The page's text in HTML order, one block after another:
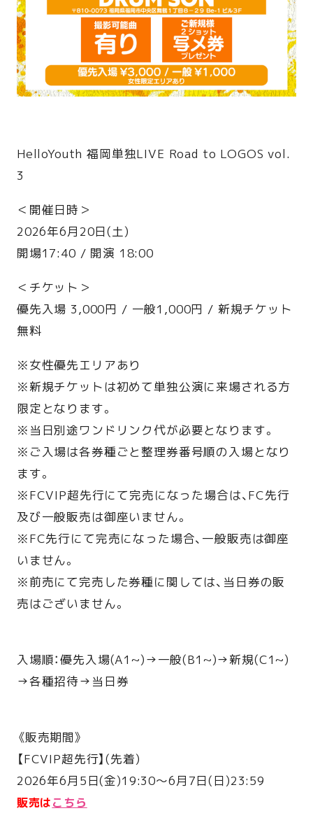
HelloYouth 福岡単独LIVE Road to LOGOS vol.
3
＜開催日時＞
2026年6月20日(土)
開場17:40 / 開演 18:00
＜チケット＞
優先入場 3,000円 / 一般1,000円 / 新規チケット
無料
※女性優先エリアあり
※新規チケットは初めて単独公演に来場される方
限定となります。
※当日別途ワンドリンク代が必要となります。
※ご入場は各券種ごと整理券番号順の入場となり
ます。
※FCVIP超先行にて完売になった場合は、FC先行
及び一般販売は御座いません。
※FC先行にて完売になった場合、一般販売は御座
いません。
※前売にて完売した券種に関しては、当日券の販
売はございません。
入場順：優先入場(A1~)→一般(B1~)→新規(C1~)
→各種招待→当日券
《販売期間》
【FCVIP超先行】(先着)
2026年6月5日(金)19:30〜6月7日(日)23:59
販売はこちら